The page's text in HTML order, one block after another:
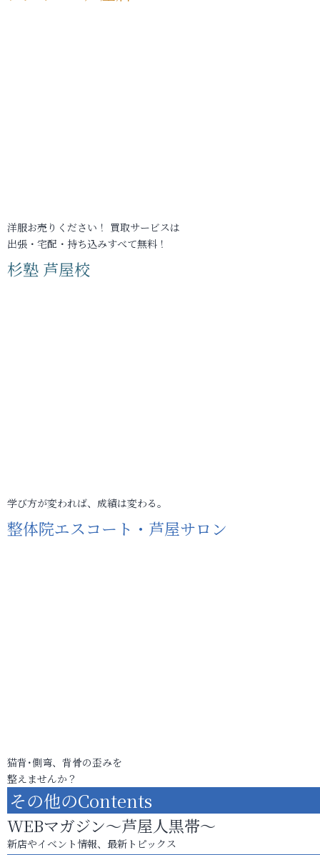
洋服お売りください！ 買取サービスは
出張・宅配・持ち込みすべて無料！
杉塾 芦屋校
学び方が変われば、成績は変わる。
整体院エスコート・芦屋サロン
猫背･側弯、背骨の歪みを
整えませんか？
その他のContents
WEBマガジン～芦屋人黒帯～
新店やイベント情報、最新トピックス